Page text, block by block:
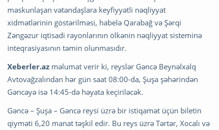
məskunlaşan vətəndaşlara keyfiyyətli nəqliyyat
xidmətlərinin göstərilməsi, habelə Qarabağ və Şərqi
Zəngəzur iqtisadi rayonlarının ölkənin nəqliyyat sisteminə
inteqrasiyasının təmin olunmasıdır.
Xeberler.az məlumat verir ki, reyslər Gəncə Beynəlxalq
Avtovağzalından hər gün saat 08:00-da, Şuşa şəhərindən
Gəncəyə isə 14:45-də həyata keçiriləcək.
Gəncə – Şuşa – Gəncə reysi üzrə bir istiqamət üçün biletin
qiyməti 6,20 manat təşkil edir. Bu reys üzrə Tərtər, Xocalı və